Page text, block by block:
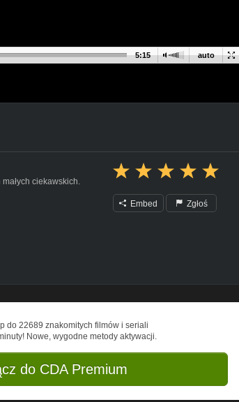
auto
5:15
ciekawskich.
Embed Zgłoś
do 22689 znakomitych filmów i seriali
Nowe, wygodne metody aktywacji.
do CDA Premium